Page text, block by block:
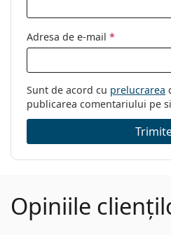
Adresa de e-mail *
Sunt de acord cu prelucrarea
publicarea comentariului pe
Opiniile